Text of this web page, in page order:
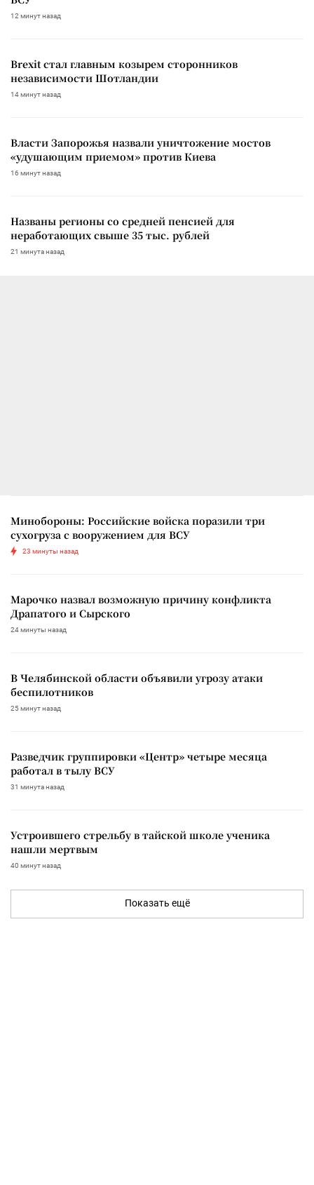
12 минут назад
Brexit стал главным козырем сторонников
независимости Шотландии
14 минут назад
Власти Запорожья назвали уничтожение мостов
«удушающим приемом» против Киева
16 минут назад
Названы регионы со средней пенсией для
неработающих свыше 35 тыс. рублей
21 минута назад
Минобороны: Российские войска поразили три
сухогруза с вооружением для ВСУ
23 минуты назад
Марочко назвал возможную причину конфликта
Драпатого и Сырского
24 минуты назад
В Челябинской области объявили угрозу атаки
беспилотников
25 минут назад
Разведчик группировки «Центр» четыре месяца
работал в тылу ВСУ
31 минута назад
Устроившего стрельбу в тайской школе ученика
нашли мертвым
40 минут назад
Показать ещё